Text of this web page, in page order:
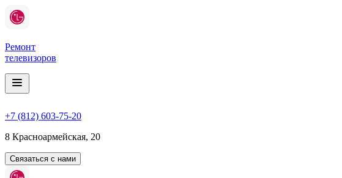
Ремонт
телевизоров
+7 (812) 603-75-20
8 Красноармейская, 20
Связаться с нами